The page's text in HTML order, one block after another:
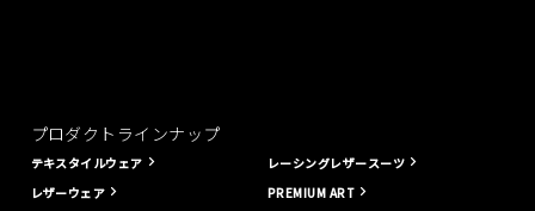
プロダクトラインナップ
テキスタイルウェア
レザーウェア
レーシングレザースーツ
PREMIUM ART